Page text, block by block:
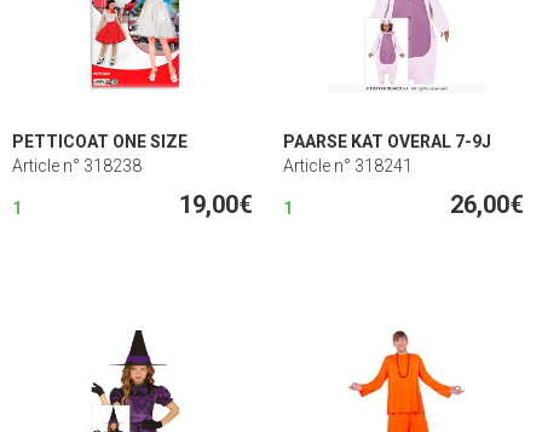
PETTICOAT ONE SIZE
Article n° 318238
1 19,00€
PAARSE KAT OVERAL 7-9J
Article n° 318241
1 26,00€